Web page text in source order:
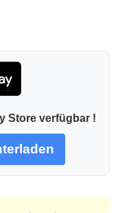
Store verfügbar !